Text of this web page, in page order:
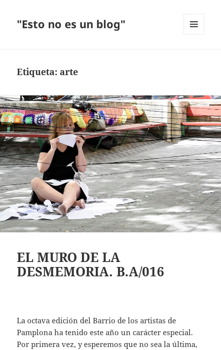
"Esto no es un blog"
Etiqueta: arte
EL MURO DE LA
DESMEMORIA. B.A/016
La octava edición del Barrio de los artistas de
Pamplona ha tenido este año un carácter especial.
Por primera vez, y esperemos que no sea la última,